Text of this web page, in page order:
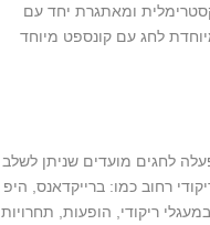
ומאתגרת יחד עם
לחג עם קונספט מיוחד
לחגים מועדים שניתן לשלב
רחוב כמו: ברייקדאנס, היפ
ריקודי, הופעות, תחרויות